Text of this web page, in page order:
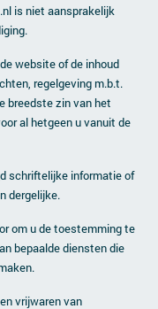
is niet aansprakelijk
website of de inhoud
regelgeving m.b.t.
breedste zin van het
al hetgeen u vanuit de
schriftelijke informatie of
dergelijke.
om u de toestemming te
bepaalde diensten die
vrijwaren van